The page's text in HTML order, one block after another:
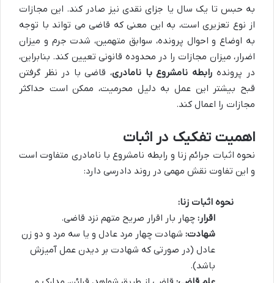
به حبس تا یک سال یا جزای نقدی نیز صادر کند. این مجازات
از نوع تعزیری است، به این معنی که قاضی می تواند با توجه
به اوضاع و احوال پرونده، سوابق متهمین، شدت جرم و میزان
اضرار، میزان مجازات را در محدوده قانونی تعیین کند. بنابراین،
در پرونده رابطه نامشروع با نامادری، قاضی با در نظر گرفتن
قبح بیشتر این عمل به دلیل محرمیت، ممکن است حداکثر
مجازات را اعمال کند.
اهمیت تفکیک در اثبات
نحوه اثبات جرائم زنا و رابطه نامشروع با نامادری متفاوت است
و این تفاوت نقش مهمی در روند دادرسی دارد:
نحوه اثبات زنا:
اقرار: چهار بار اقرار صریح متهم نزد قاضی.
شهادت: شهادت چهار مرد عادل و یا سه مرد و دو زن
عادل (در صورتی که شهادت بر دیدن عمل آمیزش
باشد).